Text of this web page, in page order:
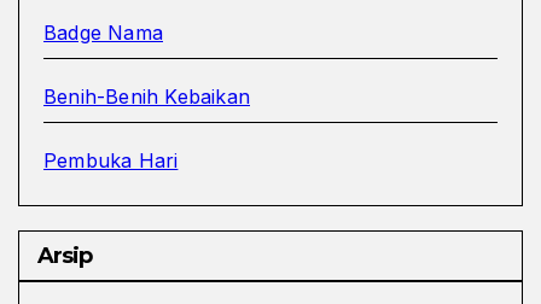
Badge Nama
Benih-Benih Kebaikan
Pembuka Hari
Arsip